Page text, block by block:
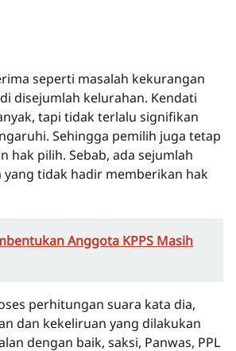
seperti masalah kekurangan
disejumlah kelurahan. Kendati
tapi tidak terlalu signifikan
Sehingga pemilih juga tetap
hak pilih. Sebab, ada sejumlah
tidak hadir memberikan hak
Anggota KPPS Masih
perhitungan suara kata dia,
dan kekeliruan yang dilakukan
dengan baik, saksi, Panwas, PPL